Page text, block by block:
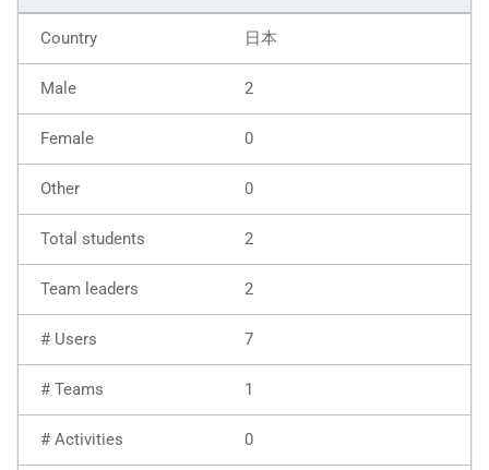
日本
2
0
0
2
2
7
1
0